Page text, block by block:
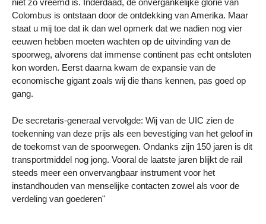
niet zo vreemd is. Inderdaad, de onvergankelijke glorie van
Colombus is ontstaan door de ontdekking van Amerika. Maar
staat u mij toe dat ik dan wel opmerk dat we nadien nog vier
eeuwen hebben moeten wachten op de uitvinding van de
spoorweg, alvorens dat immense continent pas echt ontsloten
kon worden. Eerst daarna kwam de expansie van de
economische gigant zoals wij die thans kennen, pas goed op
gang.
De secretaris-generaal vervolgde: Wij van de UIC zien de
toekenning van deze prijs als een bevestiging van het geloof in
de toekomst van de spoorwegen. Ondanks zijn 150 jaren is dit
transportmiddel nog jong. Vooral de laatste jaren blijkt de rail
steeds meer een onvervangbaar instrument voor het
instandhouden van menselijke contacten zowel als voor de
verdeling van goederen"